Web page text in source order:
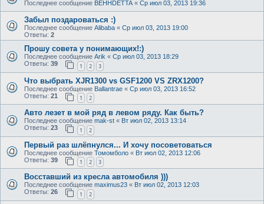
Последнее сообщение BEHHDETTA « Ср июл 03, 2013 19:36
Забыл поздароваться :)
Последнее сообщение Alibaba « Ср июл 03, 2013 19:00
Ответы: 2
Прошу совета у понимающих!:)
Последнее сообщение Arik « Ср июл 03, 2013 18:29
Ответы: 39 1 2 3
Что выбрать XJR1300 vs GSF1200 VS ZRX1200?
Последнее сообщение Ballantrae « Ср июл 03, 2013 16:52
Ответы: 21 1 2
Авто лезет в мой ряд в левом ряду. Как быть?
Последнее сообщение mak-st « Вт июл 02, 2013 13:14
Ответы: 23 1 2
Первый раз шлёпнулся... И хочу посоветоваться
Последнее сообщение Томомболо « Вт июл 02, 2013 12:06
Ответы: 39 1 2 3
Восставший из кресла автомобиля )))
Последнее сообщение maximus23 « Вт июл 02, 2013 12:03
Ответы: 26 1 2